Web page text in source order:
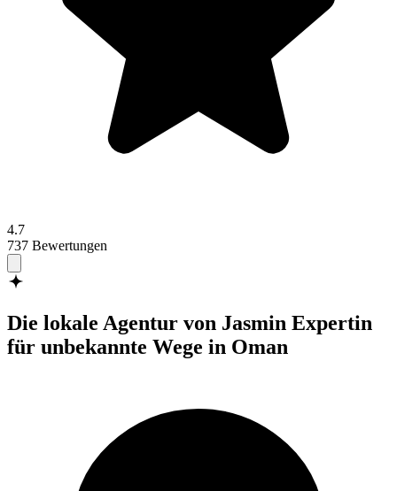
4.7
737 Bewertungen
Die lokale Agentur von Jasmin Expertin
für unbekannte Wege in Oman